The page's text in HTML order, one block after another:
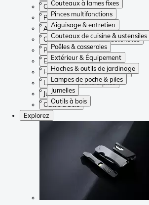
Couteaux à lames fixes
Pinces multifonctions
Aiguisage & entretien
Couteaux de cuisine & ustensiles
Poêles & casseroles
Extérieur & Équipement
Haches & outils de jardinage
Lampes de poche & piles
Jumelles
Outils à bois
Couteaux à lames fixes
Pinces multifonctions
Aiguisage & entretien
Couteaux de cuisine & ustensiles
Poêles & casseroles
Extérieur & Équipement
Haches & outils de jardinage
Lampes de poche & piles
Jumelles
Outils à bois
Explorez